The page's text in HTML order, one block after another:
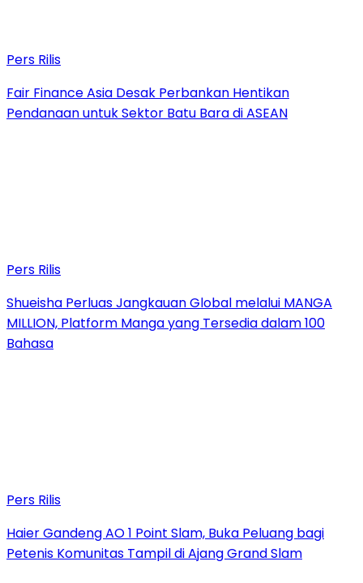
Pers Rilis
Fair Finance Asia Desak Perbankan Hentikan
Pendanaan untuk Sektor Batu Bara di ASEAN
Pers Rilis
Shueisha Perluas Jangkauan Global melalui MANGA
MILLION, Platform Manga yang Tersedia dalam 100
Bahasa
Pers Rilis
Haier Gandeng AO 1 Point Slam, Buka Peluang bagi
Petenis Komunitas Tampil di Ajang Grand Slam